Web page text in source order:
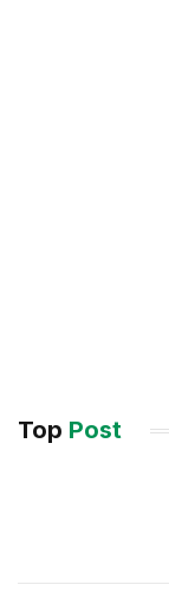
Top Post